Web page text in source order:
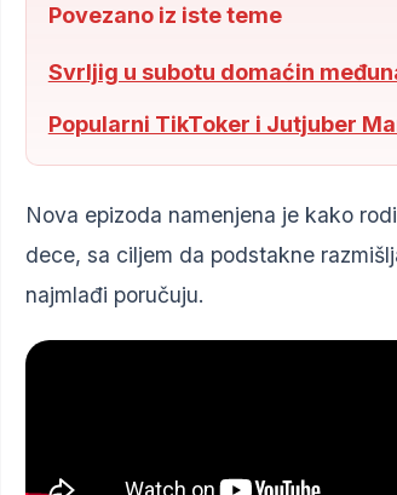
Povezano iz iste teme
Svrljig u subotu domaćin
Popularni TikToker i Jutjuber
Nova epizoda namenjena je kako
dece, sa ciljem da podstakne
najmlađi poručuju.